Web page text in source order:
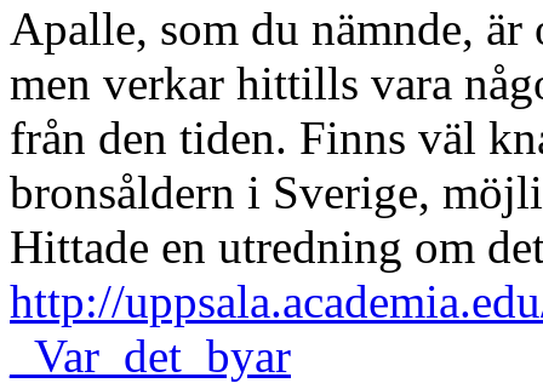
Apalle, som du nämnde,
men verkar hittills vara
från den tiden. Finns väl
bronsåldern i Sverige,
Hittade en utredning om
http://
_Var_det_byar